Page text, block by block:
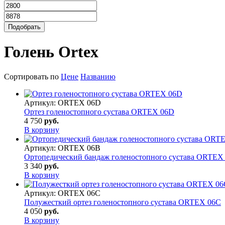
Голень Ortex
Сортировать по Цене Названию
Артикул: ORTEX 06D
Ортез голеностопного сустава ORTEX 06D
4 750 руб.
В корзину
Артикул: ORTEX 06B
Ортопедический бандаж голеностопного сустава
3 340 руб.
В корзину
Артикул: ORTEX 06C
Полужесткий ортез голеностопного сустава ORTEX 06C
4 050 руб.
В корзину